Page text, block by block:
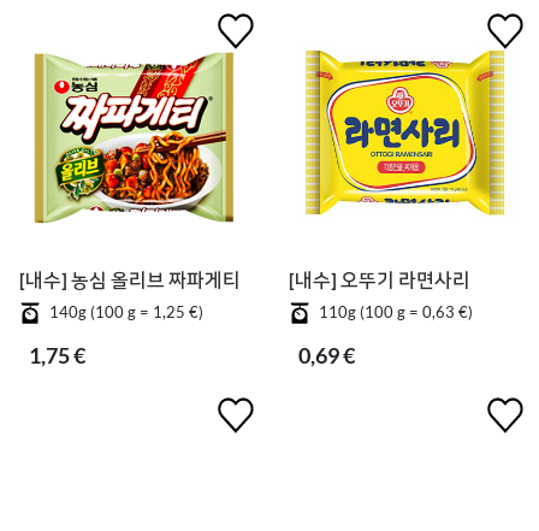
[내수] 농심 올리브 짜파게티
140g (100 g = 1,25 €)
1,75 €
[내수] 오뚜기 라면사리
110g (100 g = 0,63 €)
0,69 €